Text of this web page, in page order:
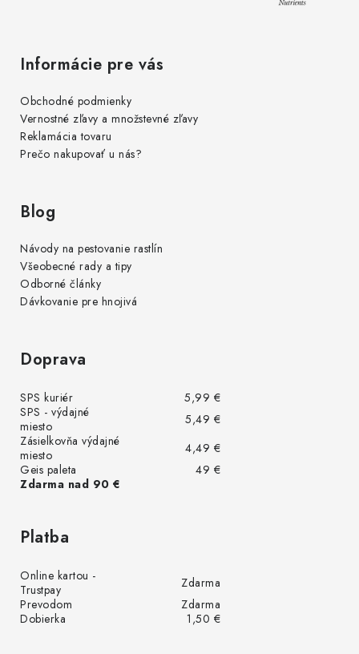
Informácie pre vás
Obchodné podmienky
Vernostné zľavy a množstevné zľavy
Reklamácia tovaru
Prečo nakupovať u nás?
Blog
Návody na pestovanie rastlín
Všeobecné rady a tipy
Odborné články
Dávkovanie pre hnojivá
Doprava
SPS kuriér
5,99 €
SPS - výdajné
miesto
5,49 €
Zásielkovňa výdajné
miesto
4,49 €
Geis paleta
49 €
Zdarma nad 90 €
Platba
Online kartou -
Trustpay
Zdarma
Prevodom
Zdarma
Dobierka
1,50 €